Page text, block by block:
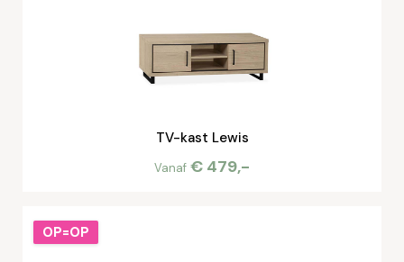
TV-kast Lewis
Vanaf € 479,-
OP=OP